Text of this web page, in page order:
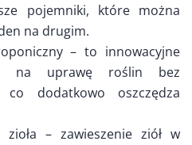
pojemniki, które można
na drugim.
– to innowacyjne
na uprawę roślin bez
co dodatkowo oszczędza
– zawieszenie ziół w